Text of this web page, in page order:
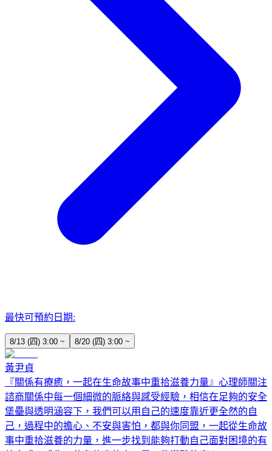
最快可預約日期:
8/13 (四) 3:00 ~ 8/20 (四) 3:00 ~
黃尹貞
『關係有療癒，一起在生命故事中重拾滋養力量』心理師關注
諮商關係中每一個細微的脈絡與感受經驗，相信在足夠的安全
堡壘與透明涵容下，我們可以用自己的速度靠近更全然的自
己，過程中的擔心、不安與害怕，都與你同盟，一起從生命故
事中重拾滋養的力量，進一步找到能夠打動自己面對困境的有